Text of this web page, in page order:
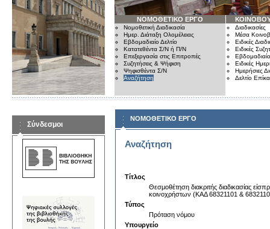
ΝΟΜΟΘΕΤΙΚΟ ΕΡΓΟ
Νομοθετική Διαδικασία
Ημερ. Διάταξη Ολομέλειας
Εβδομαδιαίο Δελτίο
Κατατεθέντα Σ/Ν ή Π/Ν
Επεξεργασία στις Επιτροπές
Συζητήσεις & Ψήφιση
Ψηφισθέντα Σ/Ν
Αναζήτηση
Διαδικασίες
Μέσα
Ειδικές
Ειδικές
Εβδομαδιαίο
Ειδικές
Ημερήσιες
Δελτίο
Σύνδεσμοι
ΝΟΜΟΘΕΤΙΚΟ ΕΡΓΟ
Αναζήτηση
Τίτλος
Θεσμοθέτηση διακριτής διαδικασίας
κοινοχρήστων (ΚΑΔ 68321101 &
Τύπος
Πρόταση νόμου
Υπουργείο